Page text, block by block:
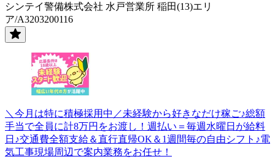
シンテイ警備株式会社 水戸営業所 稲田(13)エリ
ア/A3203200116
＼今月は特に積極採用中／未経験から好きなだけ稼ご♪総額
手当で全員に計8万円をお渡し！週払い＝毎週水曜日が給料
日♪交通費全額支給＆直行直帰OK＆1週間毎の自由シフト♪電
気工事現場周辺で案内業務をお任せ！